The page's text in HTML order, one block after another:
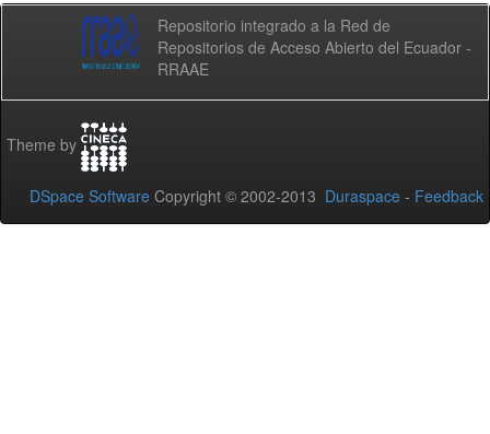
Repositorio integrado a la Red de
Repositorios de Acceso Abierto del Ecuador -
RRAAE
Theme by
DSpace Software Copyright © 2002-2013 Duraspace - Feedback